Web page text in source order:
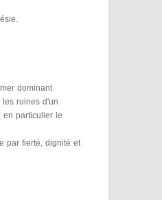
dominant
ruines d'un
particulier le
par fierté, dignité et